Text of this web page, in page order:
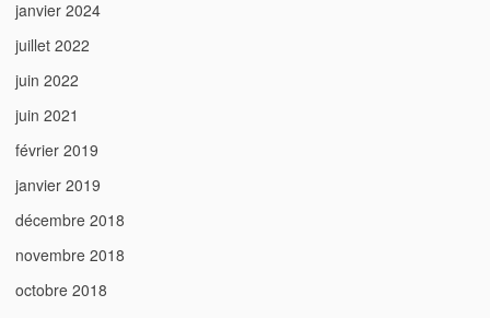
janvier 2024
juillet 2022
juin 2022
juin 2021
février 2019
janvier 2019
décembre 2018
novembre 2018
octobre 2018